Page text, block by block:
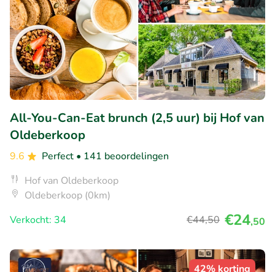
All-You-Can-Eat brunch (2,5 uur) bij Hof van
Oldeberkoop
9.6 Perfect • 141 beoordelingen
Hof van Oldeberkoop
Oldeberkoop (0km)
Verkocht: 34
€44,50 €24,50
42% korting